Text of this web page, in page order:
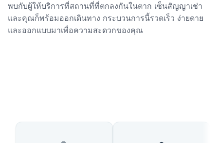
พบกับผู้ให้บริการที่สถานที่ที่ตกลงกันในตาก เซ็นสัญญาเช่า
และคุณก็พร้อมออกเดินทาง กระบวนการนี้รวดเร็ว ง่ายดาย
และออกแบบมาเพื่อความสะดวกของคุณ